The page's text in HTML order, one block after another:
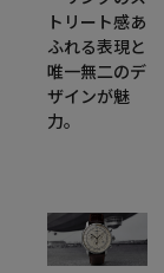
トリート感あ
ふれる表現と
唯一無二のデ
ザインが魅
力。